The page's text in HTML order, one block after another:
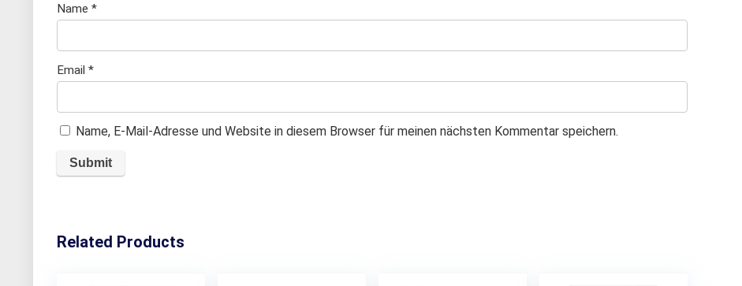
Name *
Email *
Name, E-Mail-Adresse und Website in diesem Browser für meinen nächsten Kommentar speichern.
Related Products